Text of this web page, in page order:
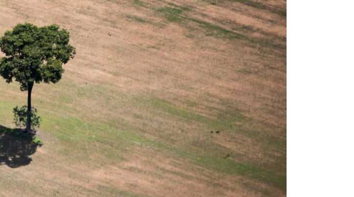
Edições anteriores